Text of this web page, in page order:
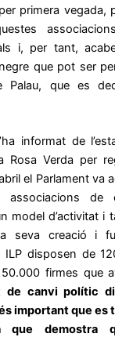
primera vegada,
i, per tant,
que pot ser
Palau, que es
informat de
Rosa Verda per
el Parlament va
de
model d’activitat i
seva creació i
ILP disposen de
firmes que
de canvi polític
important que es
que demostra